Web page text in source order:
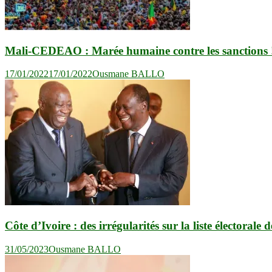
Mali-CEDEAO : Marée humaine contre les sanctions
17/01/202217/01/2022Ousmane BALLO
Côte d’Ivoire : des irrégularités sur la liste électorale
31/05/2023Ousmane BALLO